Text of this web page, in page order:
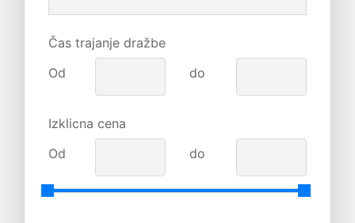
Čas trajanje dražbe
Od
do
Izklicna cena
Od
do